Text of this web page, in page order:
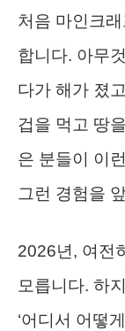
처음 마인크
합니다. 아무
다가 해가 졌
겁을 먹고 땅
은 분들이 이
그런 경험을
2026년, 여전
모릅니다. 하
‘어디서 어떻